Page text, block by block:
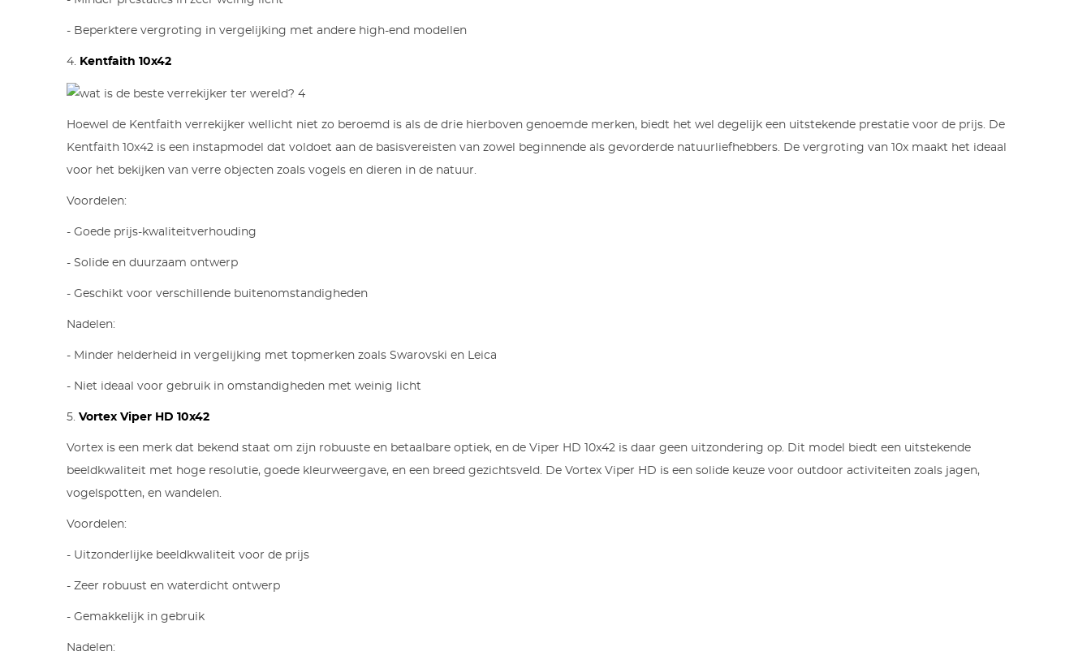
- Beperktere vergroting in vergelijking met andere high-end modellen
4. Kentfaith 10x42
Hoewel de Kentfaith verrekijker wellicht niet zo beroemd is als de drie hierboven genoemde merken, biedt het wel degelijk een uitstekende prestatie voor de prijs. De
Kentfaith 10x42 is een instapmodel dat voldoet aan de basisvereisten van zowel beginnende als gevorderde natuurliefhebbers. De vergroting van 10x maakt het ideaal
voor het bekijken van verre objecten zoals vogels en dieren in de natuur.
Voordelen:
- Goede prijs-kwaliteitverhouding
- Solide en duurzaam ontwerp
- Geschikt voor verschillende buitenomstandigheden
Nadelen:
- Minder helderheid in vergelijking met topmerken zoals Swarovski en Leica
- Niet ideaal voor gebruik in omstandigheden met weinig licht
5.Vortex Viper HD 10x42
Vortex is een merk dat bekend staat om zijn robuuste en betaalbare optiek, en de Viper HD 10x42 is daar geen uitzondering op. Dit model biedt een uitstekende
beeldkwaliteit met hoge resolutie, goede kleurweergave, en een breed gezichtsveld. De Vortex Viper HD is een solide keuze voor outdoor activiteiten zoals jagen,
vogelspotten, en wandelen.
Voordelen:
- Uitzonderlijke beeldkwaliteit voor de prijs
- Zeer robuust en waterdicht ontwerp
- Gemakkelijk in gebruik
Nadelen: